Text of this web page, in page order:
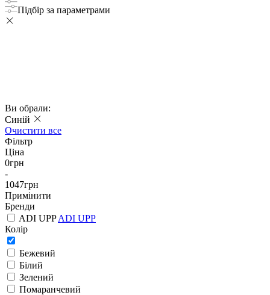
Підбір за параметрами
Ви обрали:
Синій
Очистити все
Фільтр
Ціна
0грн
-
1047грн
Примінити
Бренди
ADI UPPADI UPP
Колір
Бежевий
Білий
Зелений
Помаранчевий